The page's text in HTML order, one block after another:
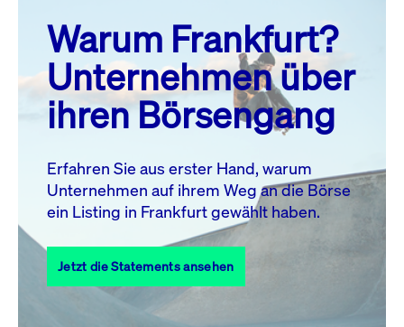
MO. DI. MI. DO. FR. SA. SO.
1
2
3
4 5 6 7 8
10 11 13 14
17
18 19 20 21 22
23
27 28
31
Warum Frankfurt?
Unternehmen über
ihren Börsengang
Erfahren Sie aus erster Hand, warum
Unternehmen auf ihrem Weg an die Börse
ein Listing in Frankfurt gewählt haben.
Jetzt die Statements ansehen